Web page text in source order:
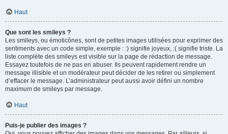
Haut
Que sont les smileys ?
Les smileys, ou émoticônes, sont de petites images utilisées pour exprimer des
sentiments avec un code simple, exemple : :) signifie joyeux, :( signifie triste. La
liste complète des smileys est visible sur la page de rédaction de message.
Essayez toutefois de ne pas en abuser. Ils peuvent rapidement rendre un
message illisible et un modérateur peut décider de les retirer ou simplement
d’effacer le message. L’administrateur peut aussi avoir défini un nombre
maximum de smileys par message.
Haut
Puis-je publier des images ?